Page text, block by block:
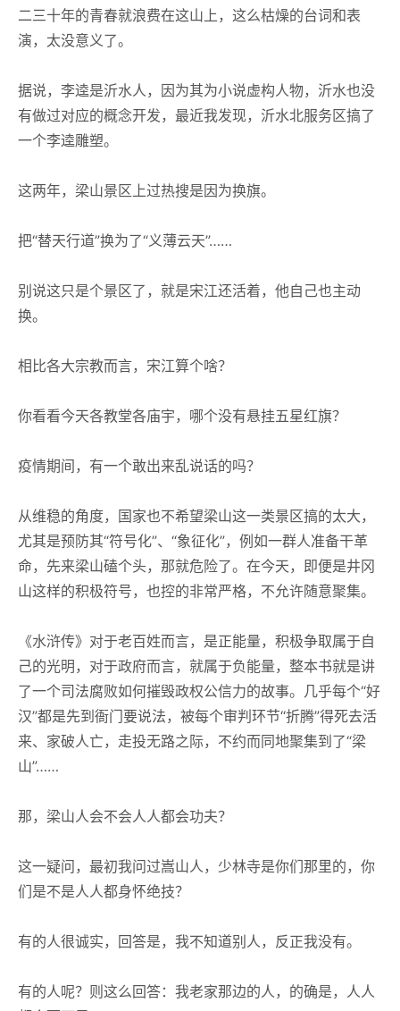
二三十年的青春就浪费在这山上，这么枯燥的台词和表
演，太没意义了。
据说，李逵是沂水人，因为其为小说虚构人物，沂水也没
有做过对应的概念开发，最近我发现，沂水北服务区搞了
一个李逵雕塑。
这两年，梁山景区上过热搜是因为换旗。
把“替天行道”换为了“义薄云天”……
别说这只是个景区了，就是宋江还活着，他自己也主动
换。
相比各大宗教而言，宋江算个啥？
你看看今天各教堂各庙宇，哪个没有悬挂五星红旗？
疫情期间，有一个敢出来乱说话的吗？
从维稳的角度，国家也不希望梁山这一类景区搞的太大，
尤其是预防其“符号化”、“象征化”，例如一群人准备干革
命，先来梁山磕个头，那就危险了。在今天，即便是井冈
山这样的积极符号，也控的非常严格，不允许随意聚集。
《水浒传》对于老百姓而言，是正能量，积极争取属于自
己的光明，对于政府而言，就属于负能量，整本书就是讲
了一个司法腐败如何摧毁政权公信力的故事。几乎每个“好
汉”都是先到衙门要说法，被每个审判环节“折腾”得死去活
来、家破人亡，走投无路之际，不约而同地聚集到了“梁
山”……
那，梁山人会不会人人都会功夫？
这一疑问，最初我问过嵩山人，少林寺是你们那里的，你
们是不是人人都身怀绝技？
有的人很诚实，回答是，我不知道别人，反正我没有。
有的人呢？则这么回答：我老家那边的人，的确是，人人